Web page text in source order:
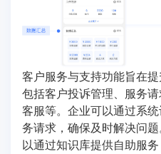
客户服务与支持功能旨在
包括客户投诉管理、服务
客服等。企业可以通过系
务请求，确保及时解决问
以通过知识库提供自助服